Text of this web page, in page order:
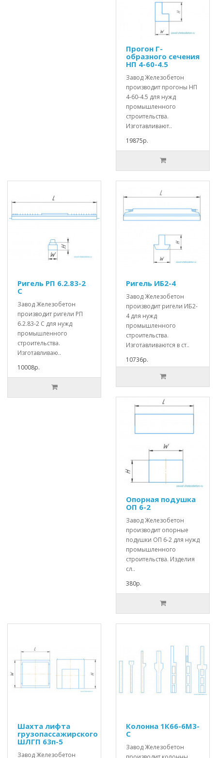
Прогон Г-
образного сечения
НП 4-60-4.5
Завод Железобетон
производит прогоны НП
4-60-4.5 для нужд
промышленного
строительства.
Изготавливают..
19875р.
Ригель РП 6.2.83-2
С
Завод Железобетон
производит ригели РП
6.2.83-2 С для нужд
промышленного
строительства.
Изготавливаю..
10008р.
Ригель ИБ2-4
Завод Железобетон
производит ригели ИБ2-
4 для нужд
промышленного
строительства.
Изготавливаются в ст..
10736р.
Опорная подушка
ОП 6-2
Завод Железобетон
производит опорные
подушки ОП 6-2 для нужд
промышленного
строительства. Изделия
сл..
380р.
Шахта лифта
грузопассажирского
ШЛГП 63п-5
Завод Железобетон
Колонна 1К66-6М3-
С
Завод Железобетон